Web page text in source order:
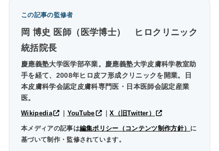
この記事の監修者
岡 博史 医師（医学博士）
ヒロクリニック
統括院長
慶應義塾大学医学部卒業。慶應義塾大学皮膚科学教室助
手を経て、2008年ヒロ皮フ形成クリニックを開業。日
本皮膚科学会認定皮膚科専門医・日本医師会認定産業
医。
Wikipedia YouTube ｜X（旧Twitter）
本メディアの記事は編集ポリシー（コンテンツ制作方針） に
基づいて制作・監修されています。